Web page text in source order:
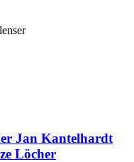
Jan Kantelhardt
Löcher